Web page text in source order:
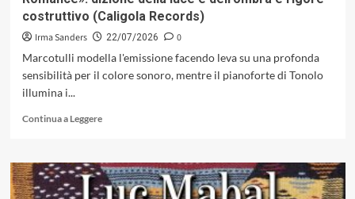
Tardy
costruttivo (Caligola Records)
Irma Sanders 22/07/2026
0
Marcotulli modella l'emissione facendo leva su una profonda
sensibilità per il colore sonoro, mentre il pianoforte di Tonolo
illumina i...
Continua a LeggereLeggi
su
Carla
Marcotulli